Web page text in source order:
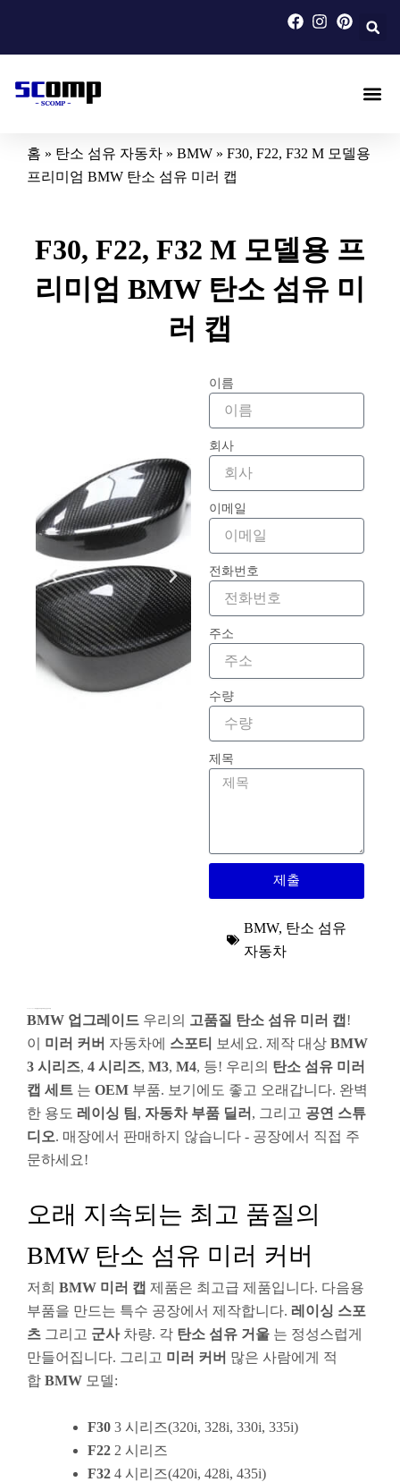
츠
홈 » 탄소 섬유 자동차 » BMW » F30, F22, F32 M 모델용
프리미엄 BMW 탄소 섬유 미러 캡
F30, F22, F32 M 모델용 프
리미엄 BMW 탄소 섬유 미
러 캡
이름
회사
이메일
전화번호
주소
수량
제목
제출
BMW, 탄소 섬유
자동차
BMW 업그레이드 우리의 고품질 탄소 섬유 미러 캡 !
이 미러 커버 자동차에 스포티 보세요. 제작 대상 BMW
3 시리즈, 4 시리즈, M3, M4, 등! 우리의 탄소 섬유 미러
캡 세트 는 OEM 부품. 보기에도 좋고 오래갑니다. 완벽
한 용도 레이싱 팀 , 자동차 부품 딜러 , 그리고 공연 스튜
디오. 매장에서 판매하지 않습니다 - 공장에서 직접 주
문하세요!
오래 지속되는 최고 품질의
BMW 탄소 섬유 미러 커버
저희 BMW 미러 캡 제품은 최고급 제품입니다. 다음용
부품을 만드는 특수 공장에서 제작합니다. 레이싱 스포
츠 그리고 군사차량. 각 탄소 섬유 거울 는 정성스럽게
만들어집니다. 그리고 미러 커버 많은 사람에게 적
합 BMW 모델:
F30 3 시리즈(320i, 328i, 330i, 335i)
F22 2 시리즈
F32 4 시리즈(420i, 428i, 435i)